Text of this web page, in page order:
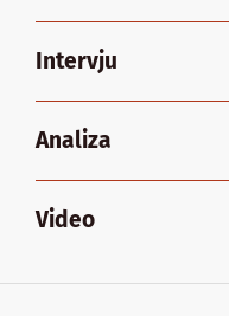
Intervju
Analiza
Video